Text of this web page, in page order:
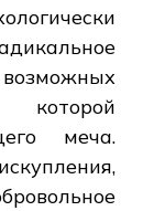
которой
меча.